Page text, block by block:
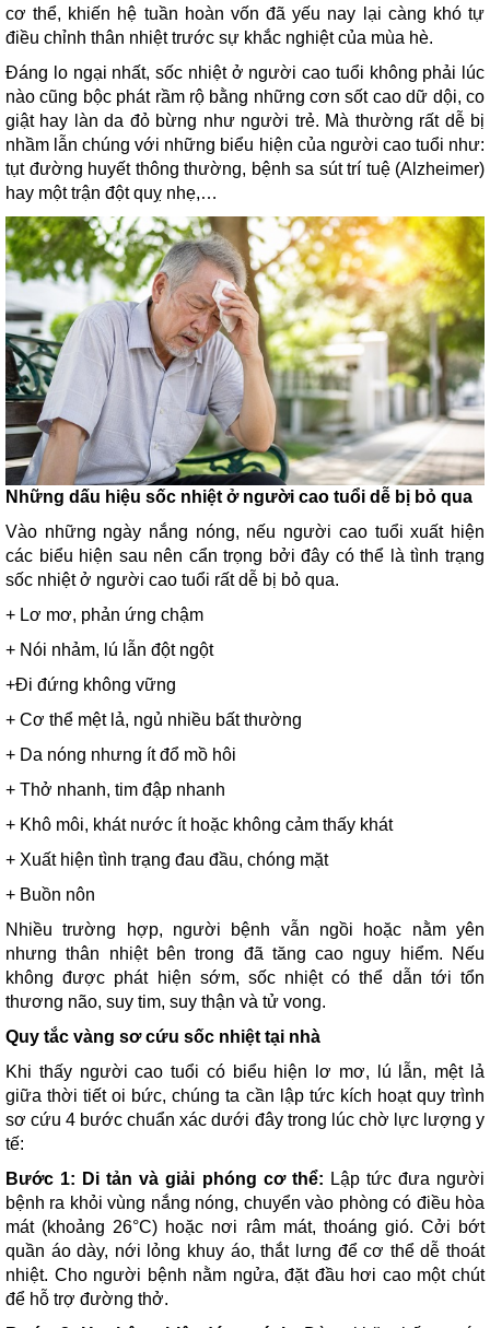
cơ thể, khiến hệ tuần hoàn vốn đã yếu nay lại càng khó tự
điều chỉnh thân nhiệt trước sự khắc nghiệt của mùa hè.
Đáng lo ngại nhất, sốc nhiệt ở người cao tuổi không phải lúc
nào cũng bộc phát rầm rộ bằng những cơn sốt cao dữ dội, co
giật hay làn da đỏ bừng như người trẻ. Mà thường rất dễ bị
nhầm lẫn chúng với những biểu hiện của người cao tuổi như:
tụt đường huyết thông thường, bệnh sa sút trí tuệ (Alzheimer)
hay một trận đột quỵ nhẹ,…
Những dấu hiệu sốc nhiệt ở người cao tuổi dễ bị bỏ qua
Vào những ngày nắng nóng, nếu người cao tuổi xuất hiện
các biểu hiện sau nên cẩn trọng bởi đây có thể là tình trạng
sốc nhiệt ở người cao tuổi rất dễ bị bỏ qua.
+ Lơ mơ, phản ứng chậm
+ Nói nhảm, lú lẫn đột ngột
+Đi đứng không vững
+ Cơ thể mệt lả, ngủ nhiều bất thường
+ Da nóng nhưng ít đổ mồ hôi
+ Thở nhanh, tim đập nhanh
+ Khô môi, khát nước ít hoặc không cảm thấy khát
+ Xuất hiện tình trạng đau đầu, chóng mặt
+ Buồn nôn
Nhiều trường hợp, người bệnh vẫn ngồi hoặc nằm yên
nhưng thân nhiệt bên trong đã tăng cao nguy hiểm. Nếu
không được phát hiện sớm, sốc nhiệt có thể dẫn tới tổn
thương não, suy tim, suy thận và tử vong.
Quy tắc vàng sơ cứu sốc nhiệt tại nhà
Khi thấy người cao tuổi có biểu hiện lơ mơ, lú lẫn, mệt lả
giữa thời tiết oi bức, chúng ta cần lập tức kích hoạt quy trình
sơ cứu 4 bước chuẩn xác dưới đây trong lúc chờ lực lượng y
tế:
Bước 1: Di tản và giải phóng cơ thể: Lập tức đưa người
bệnh ra khỏi vùng nắng nóng, chuyển vào phòng có điều hòa
mát (khoảng 26°C) hoặc nơi râm mát, thoáng gió. Cởi bớt
quần áo dày, nới lỏng khuy áo, thắt lưng để cơ thể dễ thoát
nhiệt. Cho người bệnh nằm ngửa, đặt đầu hơi cao một chút
để hỗ trợ đường thở.